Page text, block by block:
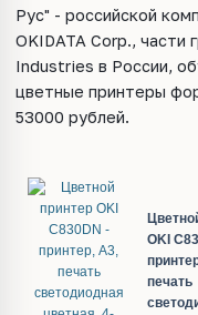
Рус" - российской
OKIDATA Corp., части
Industries в России,
цветные принтеры
53000 рублей.
OKI
печать